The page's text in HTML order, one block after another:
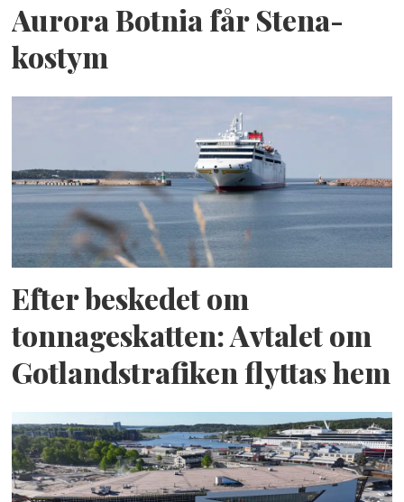
Aurora Botnia får Stena-
kostym
Efter beskedet om
tonnageskatten: Avtalet om
Gotlandstrafiken flyttas hem